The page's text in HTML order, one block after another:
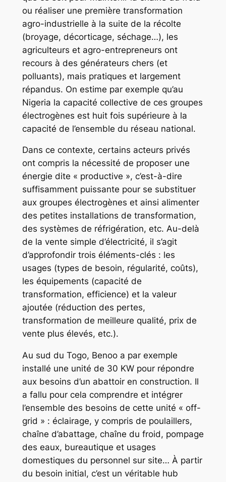
ou réaliser une première transformation
agro-industrielle à la suite de la récolte
(broyage, décorticage, séchage…), les
agriculteurs et agro-entrepreneurs ont
recours à des générateurs chers (et
polluants), mais pratiques et largement
répandus. On estime par exemple qu’au
Nigeria la capacité collective de ces groupes
électrogènes est huit fois supérieure à la
capacité de l’ensemble du réseau national.
Dans ce contexte, certains acteurs privés
ont compris la nécessité de proposer une
énergie dite « productive », c’est-à-dire
suffisamment puissante pour se substituer
aux groupes électrogènes et ainsi alimenter
des petites installations de transformation,
des systèmes de réfrigération, etc. Au-delà
de la vente simple d’électricité, il s’agit
d’approfondir trois éléments-clés : les
usages (types de besoin, régularité, coûts),
les équipements (capacité de
transformation, efficience) et la valeur
ajoutée (réduction des pertes,
transformation de meilleure qualité, prix de
vente plus élevés, etc.).
Au sud du Togo, Benoo a par exemple
installé une unité de 30 KW pour répondre
aux besoins d’un abattoir en construction. Il
a fallu pour cela comprendre et intégrer
l’ensemble des besoins de cette unité « off-
grid » : éclairage, y compris de poulaillers,
chaîne d’abattage, chaîne du froid, pompage
des eaux, bureautique et usages
domestiques du personnel sur site… À partir
du besoin initial, c’est un véritable hub